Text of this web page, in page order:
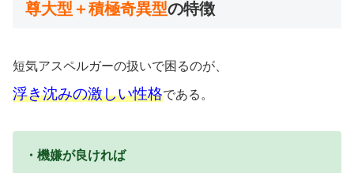
尊大型＋積極奇異型の特徴
短気アスペルガーの扱いで困るのが、
浮き沈みの激しい性格である。
・機嫌が良ければ